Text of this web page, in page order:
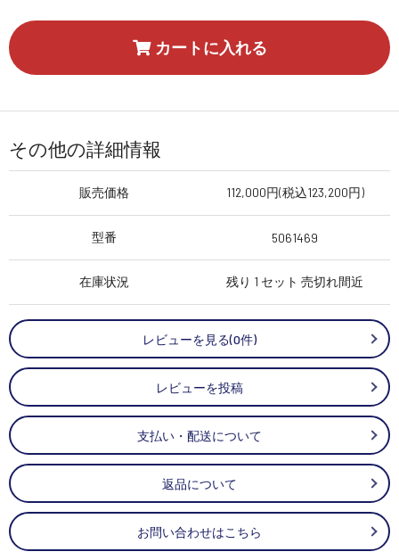
カートに入れる
その他の詳細情報
販売価格 112,000円(税込123,200円)
型番 5061469
在庫状況 残り 1 セット 売切れ間近
レビューを見る(0件)
レビューを投稿
支払い・配送について
返品について
お問い合わせはこちら